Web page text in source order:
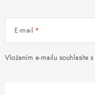
E-mail
Vložením e-mailu souhlasíte s